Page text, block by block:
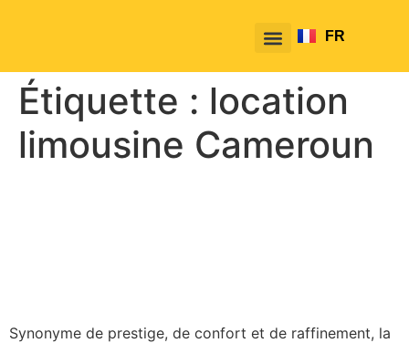
FR
EN
Étiquette : location
limousine Cameroun
Synonyme de prestige, de confort et de raffinement, la